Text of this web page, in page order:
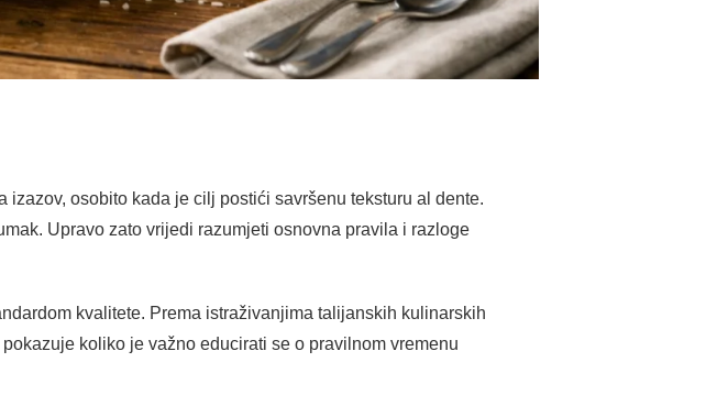
osobito kada je cilj postići savršenu teksturu al dente.
Upravo zato vrijedi razumjeti osnovna pravila i razloge
kvalitete. Prema istraživanjima talijanskih kulinarskih
koliko je važno educirati se o pravilnom vremenu